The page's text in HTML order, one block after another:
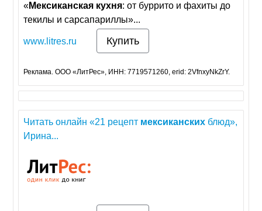
«Мексиканская кухня: от буррито и фахиты до
текилы и сарсапариллы»...
www.litres.ru Купить
Реклама. ООО «ЛитРес», ИНН: 7719571260, erid: 2VfnxyNkZrY.
Читать онлайн «21 рецепт мексиканских блюд»,
Ирина...